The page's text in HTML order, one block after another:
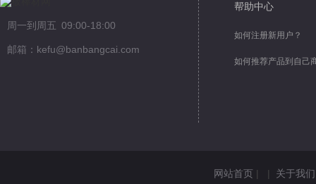
周一到周五 09:00-18:00
邮箱：kefu@banbangcai.com
帮助中心
如何注册新用户？
如何推荐产品到自己
网站首页 | | 关于我们